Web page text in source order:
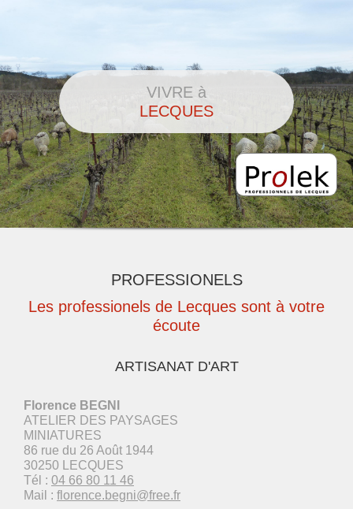
VIVRE à
LECQUES
PROFESSIONELS
Les professionels de Lecques sont à votre
écoute
ARTISANAT D'ART
Florence BEGNI
ATELIER DES PAYSAGES
MINIATURES
86 rue du 26 Août 1944
30250 LECQUES
Tél : 04 66 80 11 46
Mail : florence.begni@free.fr